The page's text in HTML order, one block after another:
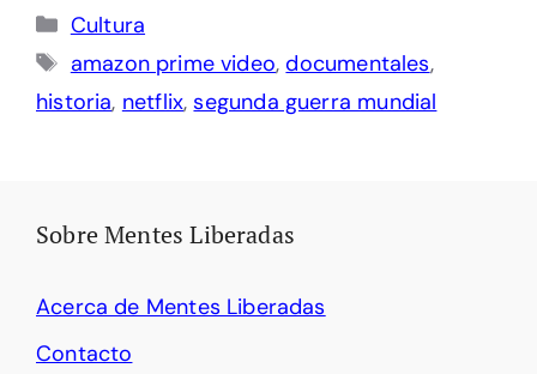
Categorías
Cultura
Etiquetas
amazon prime video,documentales,
historia, netflix,segunda guerra mundial
Sobre Mentes Liberadas
Acerca de Mentes Liberadas
Contacto